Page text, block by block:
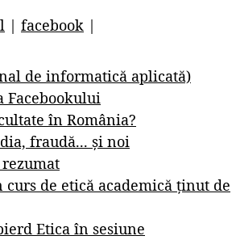
| facebook |
de informatică aplicată)
Facebookului
în România?
fraudă... și noi
curs de etică academică ținut de
Etica în sesiune